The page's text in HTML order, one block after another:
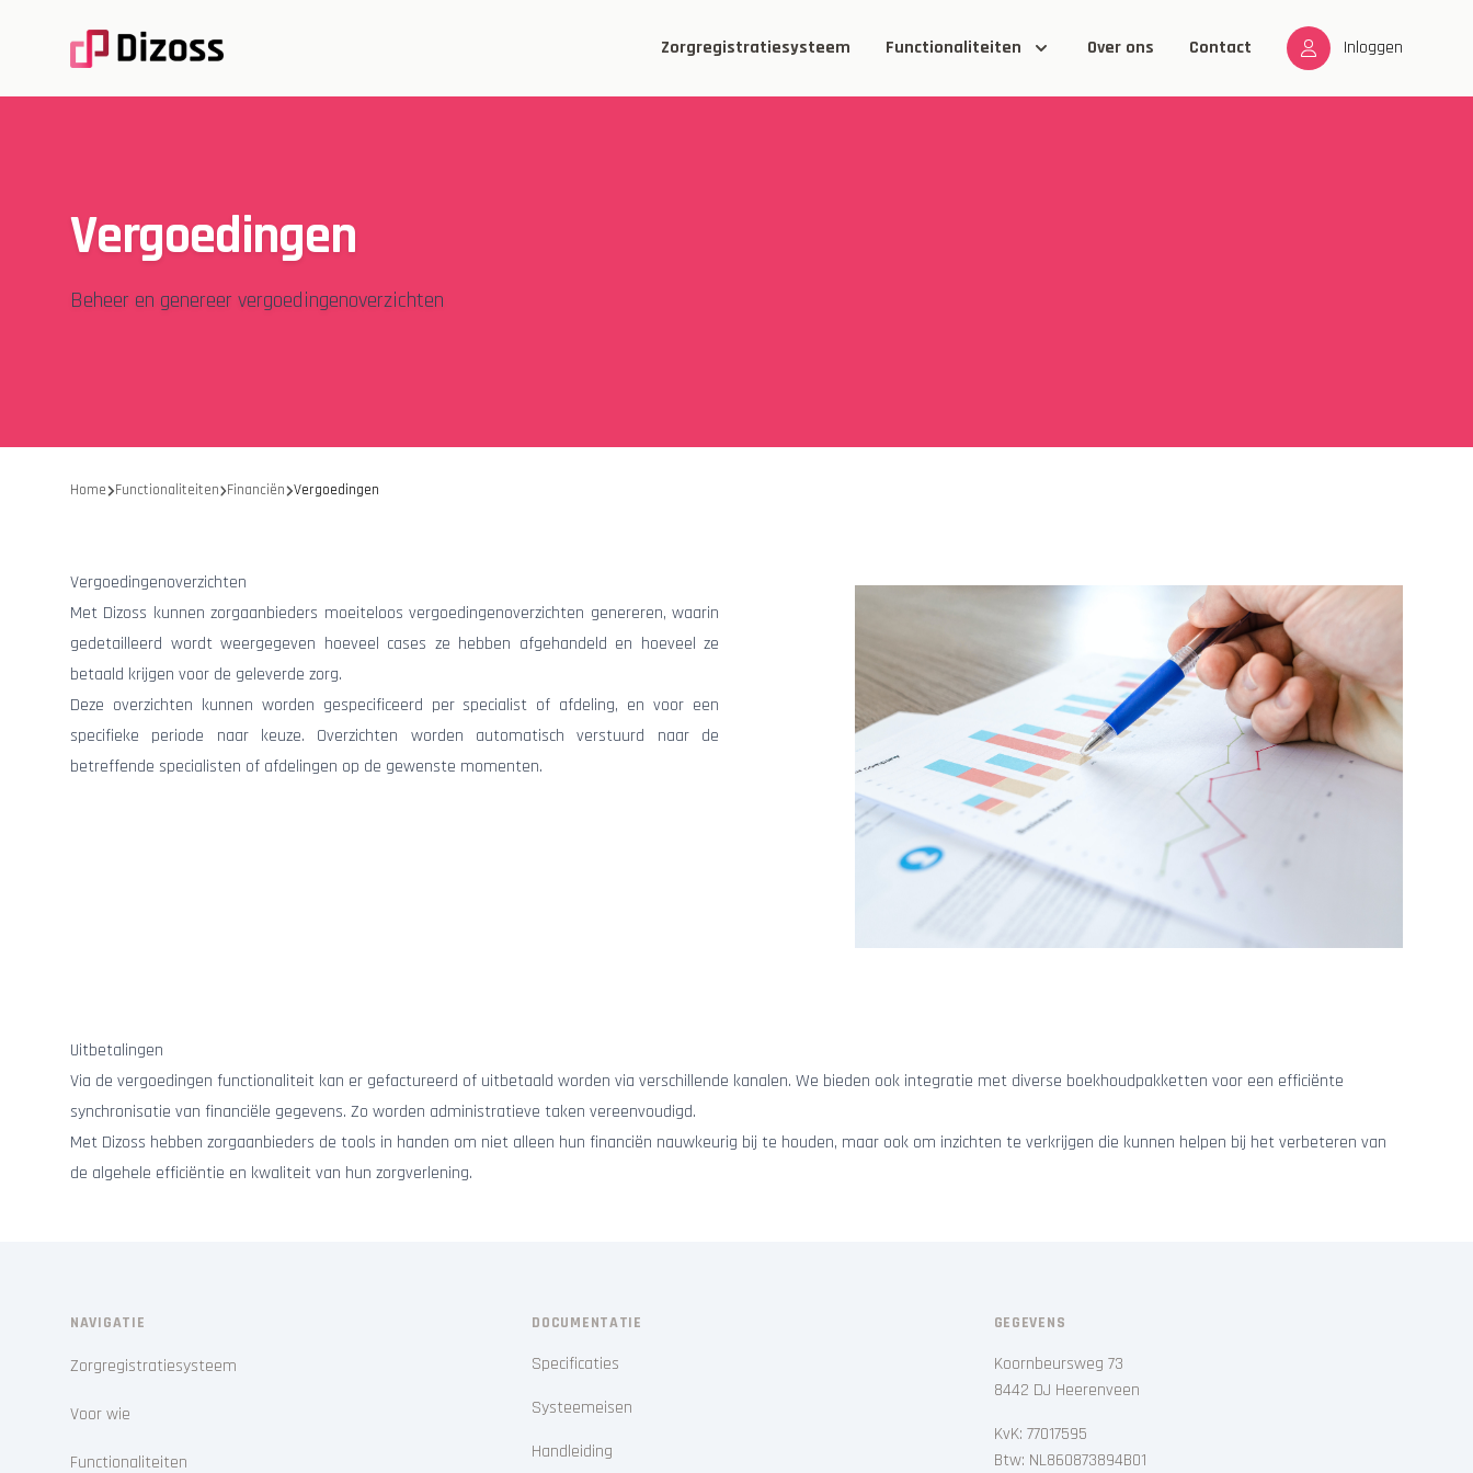
Zorgregistratiesysteem Functionaliteiten Over ons Contact Inloggen
Vergoedingen
Beheer en genereer vergoedingenoverzichten
Home Functionaliteiten Financiën Vergoedingen
Vergoedingenoverzichten
Met Dizoss kunnen zorgaanbieders moeiteloos vergoedingenoverzichten genereren, waarin
gedetailleerd wordt weergegeven hoeveel cases ze hebben afgehandeld en hoeveel ze
betaald krijgen voor de geleverde zorg.
Deze overzichten kunnen worden gespecificeerd per specialist of afdeling, en voor een
specifieke periode naar keuze. Overzichten worden automatisch verstuurd naar de
betreffende specialisten of afdelingen op de gewenste momenten.
Uitbetalingen
Via de vergoedingen functionaliteit kan er gefactureerd of uitbetaald worden via verschillende kanalen. We bieden ook integratie met diverse boekhoudpakketten voor een efficiënte
synchronisatie van financiële gegevens. Zo worden administratieve taken vereenvoudigd.
Met Dizoss hebben zorgaanbieders de tools in handen om niet alleen hun financiën nauwkeurig bij te houden, maar ook om inzichten te verkrijgen die kunnen helpen bij het verbeteren van
de algehele efficiëntie en kwaliteit van hun zorgverlening.
NAVIGATIE
Zorgregistratiesysteem
Voor wie
Functionaliteiten
DOCUMENTATIE
Specificaties
Systeemeisen
Handleiding
GEGEVENS
Koornbeursweg 73
8442 DJ Heerenveen
KvK: 77017595
Btw: NL860873894B01